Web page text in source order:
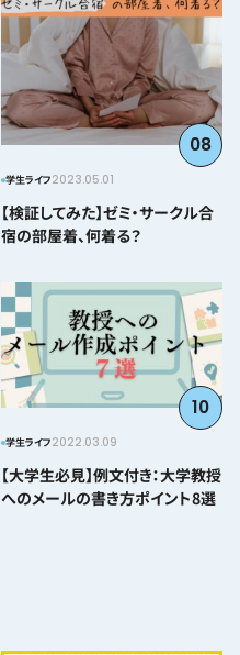
08
学生ライフ2023.05.01
【検証してみた】ゼミ・サークル合
宿の部屋着、何着る？
10
学生ライフ2022.03.09
【大学生必見】例文付き：大学教授
へのメールの書き方ポイント8選